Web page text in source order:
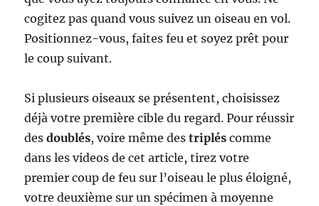
cogitez pas quand vous suivez un oiseau en vol.
Positionnez-vous, faites feu et soyez prêt pour
le coup suivant.
Si plusieurs oiseaux se présentent, choisissez
déjà votre première cible du regard. Pour réussir
desdoublés, voire même destriplés comme
dans les videos de cet article, tirez votre
premier coup de feu sur l’oiseau le plus éloigné,
votre deuxième sur un spécimen à moyenne